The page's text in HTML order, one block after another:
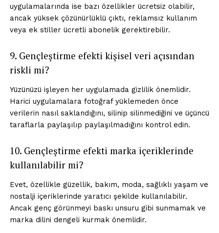
uygulamalarında ise bazı özellikler ücretsiz olabilir,
ancak yüksek çözünürlüklü çıktı, reklamsız kullanım
veya ek stiller ücretli abonelik gerektirebilir.
9. Gençleştirme efekti kişisel veri açısından
riskli mi?
Yüzünüzü işleyen her uygulamada gizlilik önemlidir.
Harici uygulamalara fotoğraf yüklemeden önce
verilerin nasıl saklandığını, silinip silinmediğini ve üçüncü
taraflarla paylaşılıp paylaşılmadığını kontrol edin.
10. Gençleştirme efekti marka içeriklerinde
kullanılabilir mi?
Evet, özellikle güzellik, bakım, moda, sağlıklı yaşam ve
nostalji içeriklerinde yaratıcı şekilde kullanılabilir.
Ancak genç görünmeyi baskı unsuru gibi sunmamak ve
marka dilini dengeli kurmak önemlidir.